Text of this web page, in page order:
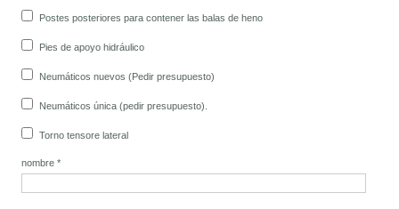
Postes posteriores para contener las balas de heno
Pies de apoyo hidráulico
Neumáticos nuevos (Pedir presupuesto)
Neumáticos única (pedir presupuesto).
Torno tensore lateral
nombre*